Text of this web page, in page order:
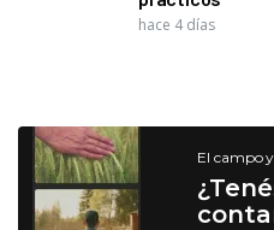
hace 4 días
El campo